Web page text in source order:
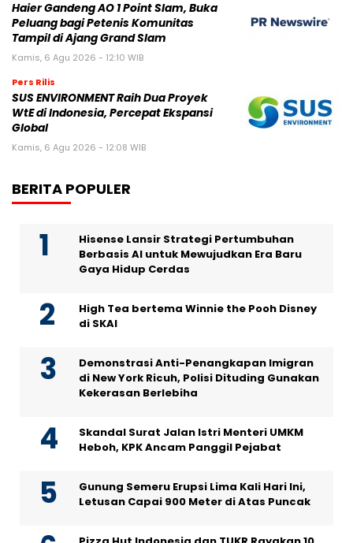
Haier Gandeng AO 1 Point Slam, Buka
Peluang bagi Petenis Komunitas
Tampil di Ajang Grand Slam
Kamis, 6 Agu 2026 - 12:10 WIB
Pers Rilis
SUS ENVIRONMENT Raih Dua Proyek
WtE di Indonesia, Percepat Ekspansi
Global
Kamis, 6 Agu 2026 - 12:08 WIB
BERITA POPULER
Hisense Lansir Strategi Pertumbuhan
Berbasis AI untuk Mewujudkan Era Baru
Gaya Hidup Cerdas
High Tea bertema Winnie the Pooh Disney
di SKAI
Demonstrasi Anti-Penangkapan Imigran
di New York Ricuh, Polisi Dituding Gunakan
Kekerasan Berlebiha
Skandal Surat Jalan Istri Menteri UMKM
Heboh, KPK Ancam Panggil Pejabat
Gunung Semeru Erupsi Lima Kali Hari Ini,
Letusan Capai 900 Meter di Atas Puncak